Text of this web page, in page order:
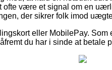
ofte være et signal om en
der sikrer folk imod
eller MobilePay.
du har i sinde at betale